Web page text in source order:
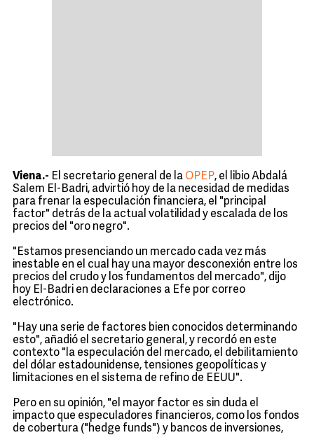
Viena.- El secretario general de la OPEP, el libio Abdalá
Salem El-Badri, advirtió hoy de la necesidad de medidas
para frenar la especulación financiera, el "principal
factor" detrás de la actual volatilidad y escalada de los
precios del "oro negro".
"Estamos presenciando un mercado cada vez más
inestable en el cual hay una mayor desconexión entre los
precios del crudo y los fundamentos del mercado", dijo
hoy El-Badri en declaraciones a Efe por correo
electrónico.
"Hay una serie de factores bien conocidos determinando
esto", añadió el secretario general, y recordó en este
contexto "la especulación del mercado, el debilitamiento
del dólar estadounidense, tensiones geopolíticas y
limitaciones en el sistema de refino de EEUU".
Pero en su opinión, "el mayor factor es sin duda el
impacto que especuladores financieros, como los fondos
de cobertura ("hedge funds") y bancos de inversiones,